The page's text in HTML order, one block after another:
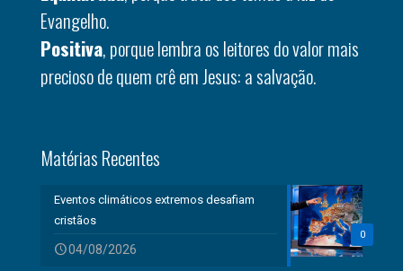
Evangelho.
Positiva, porque lembra os leitores do valor mais
precioso de quem crê em Jesus: a salvação.
Matérias Recentes
0
Eventos climáticos extremos desafiam
cristãos
04/08/2026